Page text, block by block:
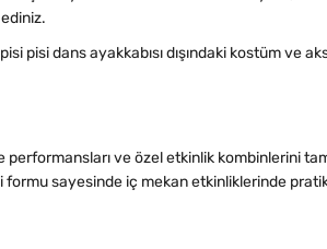
pisi dans ayakkabısı dışındaki kostüm ve
ve özel etkinlik kombinlerini
formu sayesinde iç mekan etkinliklerinde